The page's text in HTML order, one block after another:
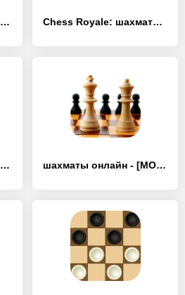
шахматы - настольная игра - [MOD Бесконечные монеты] Chess Royale: шахматы онлайн - [MOD Бесконечные монеты]
Шашки на Двоих: шашки онлайн - [MOD Бесконечные монеты] шахматы онлайн - [MOD Бесконечные деньги]